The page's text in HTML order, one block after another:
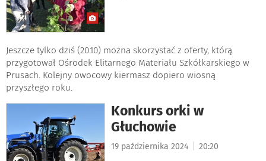
Jeszcze tylko dziś (20.10) można skorzystać z oferty, którą
przygotował Ośrodek Elitarnego Materiału Szkółkarskiego w
Prusach. Kolejny owocowy kiermasz dopiero wiosną
przyszłego roku.
Konkurs orki w
Głuchowie
19 października 2024 20:20